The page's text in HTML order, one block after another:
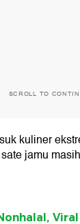
SCROLL TO
kuliner
jamu